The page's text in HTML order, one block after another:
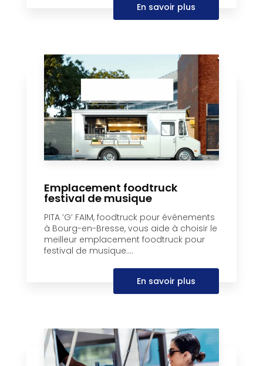
En savoir plus
Emplacement foodtruck
festival de musique
PITA ’G’ FAIM, foodtruck pour événements
à Bourg-en-Bresse, vous aide à choisir le
meilleur emplacement foodtruck pour
festival de musique....
En savoir plus